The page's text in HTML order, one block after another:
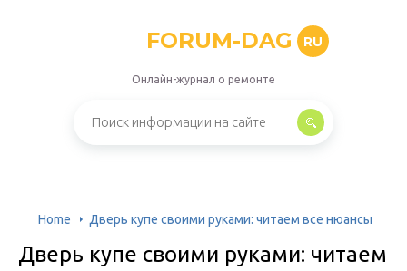
FORUM-DAG RU
Онлайн-журнал о ремонте
Home Дверь купе своими руками: читаем все нюансы
Дверь купе своими руками: читаем